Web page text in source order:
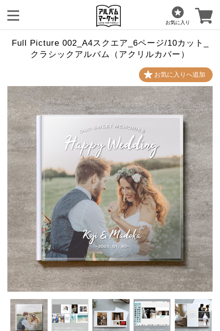
お気に入り
Full Picture 002_A4スクエア_6ページ/10カット_
クラシックアルバム（アクリルカバー）